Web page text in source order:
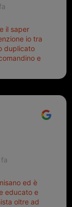
il saper
io tra
duplicato
e
il signor
ed è
educato e
oltre ad